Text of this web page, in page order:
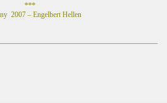
***
2007 – Engelbert Hellen